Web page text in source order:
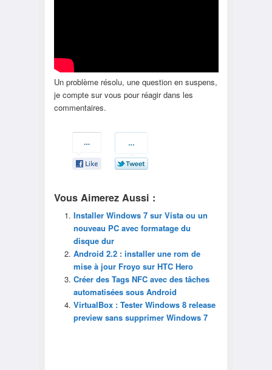
Un problème résolu, une question en suspens,
je compte sur vous pour réagir dans les
commentaires.
Vous Aimerez Aussi :
Installer Windows 7 sur Vista ou un
nouveau PC avec formatage du
disque dur
Android 2.2 : installer une rom de
mise à jour Froyo sur HTC Hero
Créer des Tags NFC avec des tâches
automatisées sous Android
VirtualBox : Tester Windows 8 release
preview sans supprimer Windows 7